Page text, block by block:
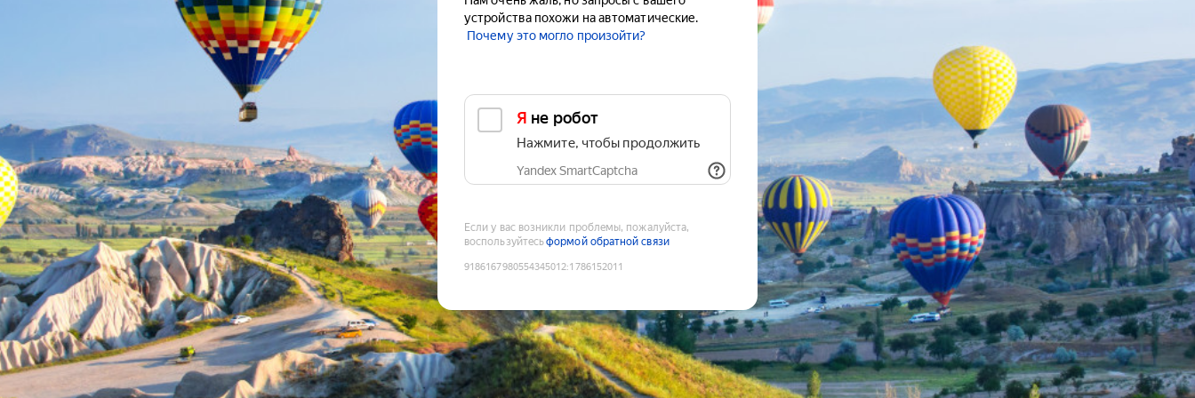
устройства похожи на автоматические.
Почему это могло произойти?
Я не робот
Нажмите, чтобы продолжить
Yandex SmartCaptcha
Если у вас возникли проблемы, пожалуйста,
воспользуйтесьформой обратной связи
9186167980554345012:1786152011